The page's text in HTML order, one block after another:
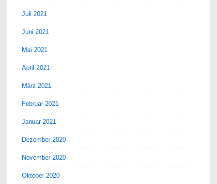
Juli 2021
Juni 2021
Mai 2021
April 2021
März 2021
Februar 2021
Januar 2021
Dezember 2020
November 2020
Oktober 2020